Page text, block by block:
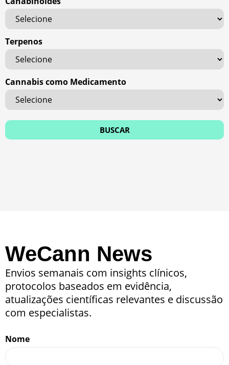
Terpenos
Cannabis como Medicamento
WeCann News
Envios semanais com insights clínicos,
protocolos baseados em evidência,
atualizações científicas relevantes e discussão
com especialistas.
Nome